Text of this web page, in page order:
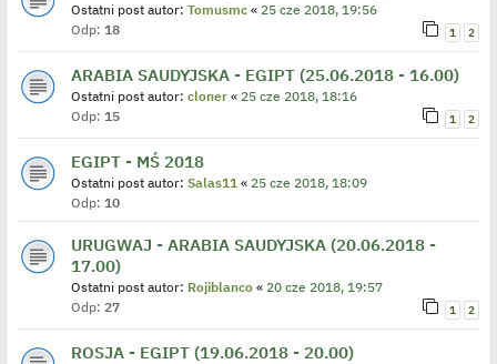
Ostatni post autor: Tomusmc « 25 cze 2018, 19:56
Odp: 18 1 2
ARABIA SAUDYJSKA - EGIPT (25.06.2018 - 16.00)
Ostatni post autor: cloner « 25 cze 2018, 18:16
Odp: 15 1 2
EGIPT - MŚ 2018
Ostatni post autor: Salas11 « 25 cze 2018, 18:09
Odp: 10
URUGWAJ - ARABIA SAUDYJSKA (20.06.2018 -
17.00)
Ostatni post autor: Rojiblanco « 20 cze 2018, 19:57
Odp: 27 1 2
ROSJA - EGIPT (19.06.2018 - 20.00)